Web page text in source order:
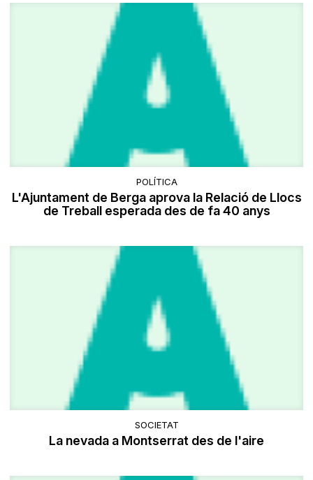
POLÍTICA
L'Ajuntament de Berga aprova la Relació de Llocs
de Treball esperada des de fa 40 anys
SOCIETAT
La nevada a Montserrat des de l'aire